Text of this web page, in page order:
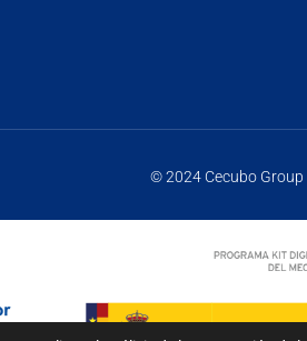
© 2024 Cecubo